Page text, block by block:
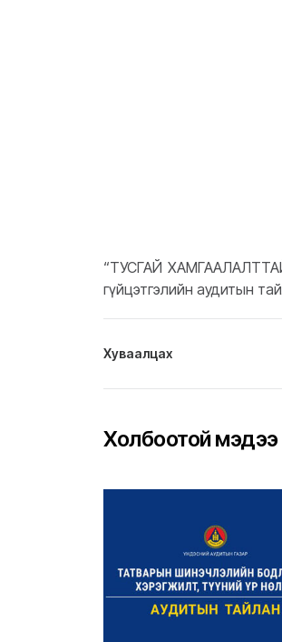
“ТУСГАЙ
гүйцэтгэлийн аудитын
Хуваалцах
Холбоотой мэдээ